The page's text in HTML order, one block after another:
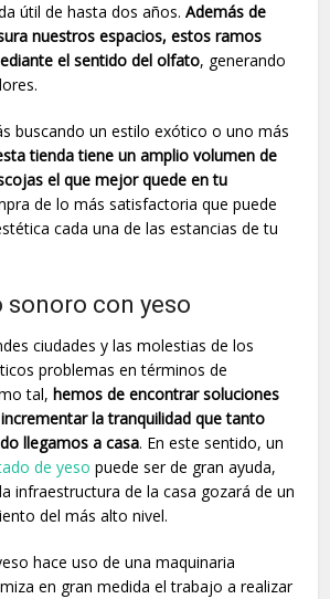
útil de hasta dos años.Además de
nuestros espacios, estos ramos
el sentido del olfato, generando
buscando un estilo exótico o uno más
tienda tiene un amplio volumen de
el que mejor quede en tu
de lo más satisfactoria que puede
cada una de las estancias de tu
con yeso
ciudades y las molestias de los
problemas en términos de
tal,hemos de encontrar soluciones
la tranquilidad que tanto
llegamos a casa. En este sentido, un
de yeso puede ser de gran ayuda,
infraestructura de la casa gozará de un
del más alto nivel.
hace uso de una maquinaria
en gran medida el trabajo a realizar